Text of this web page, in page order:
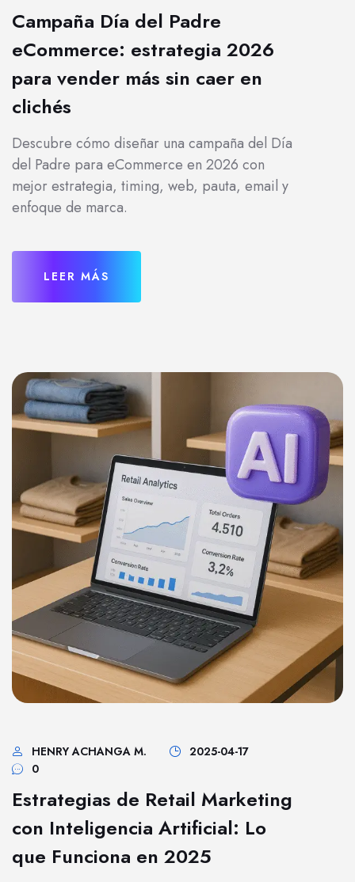
Campaña Día del Padre
eCommerce: estrategia 2026
para vender más sin caer en
clichés
Descubre cómo diseñar una campaña del Día
del Padre para eCommerce en 2026 con
mejor estrategia, timing, web, pauta, email y
enfoque de marca.
LEER MÁS
HENRY ACHANGA M.
2025-04-17
0
Estrategias de Retail Marketing
con Inteligencia Artificial: Lo
que Funciona en 2025